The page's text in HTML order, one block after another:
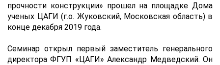
прочности конструкции» прошел на площадке Дома
ученых ЦАГИ (г.о. Жуковский, Московская область) в
конце декабря 2019 года.
Семинар открыл первый заместитель генерального
директора ФГУП «ЦАГИ» Александр Медведский. Он